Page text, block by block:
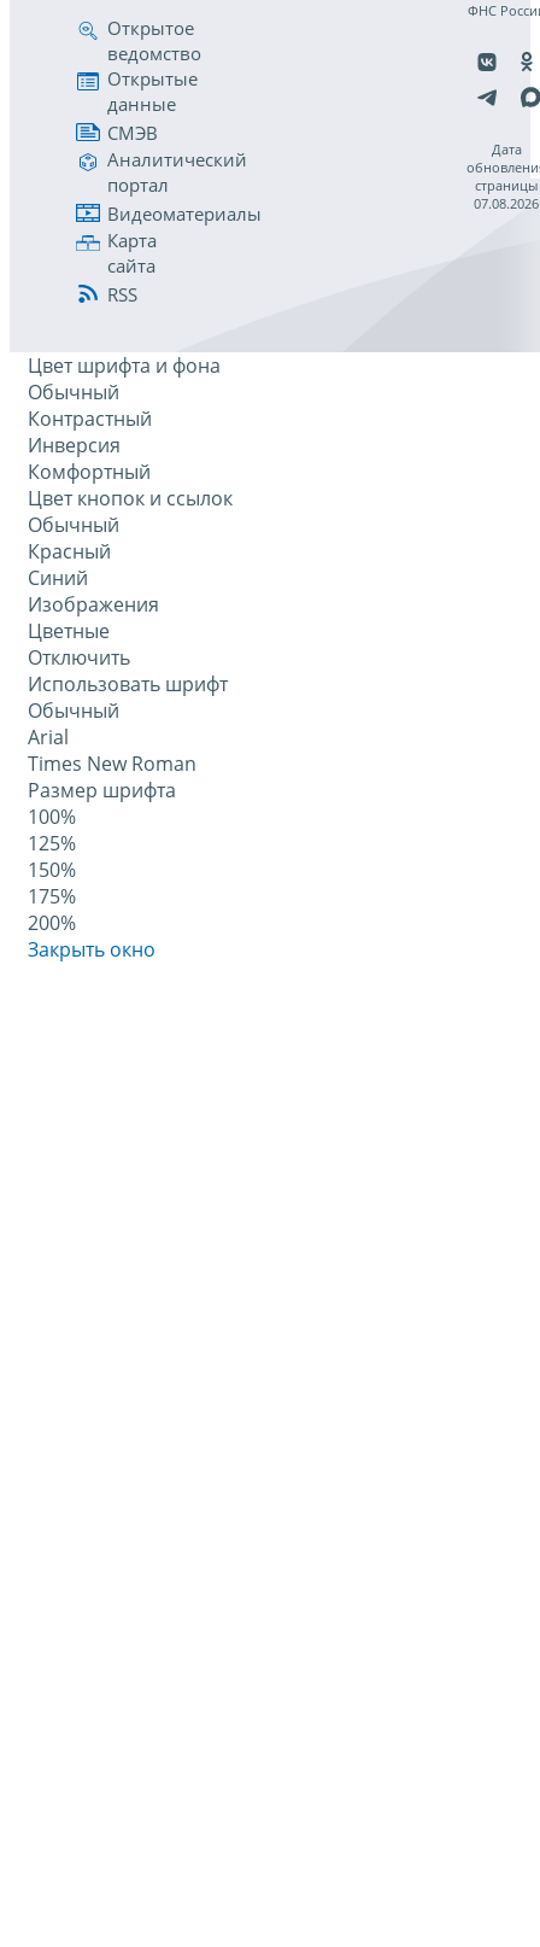
Открытое
ведомство
Открытые
данные
СМЭВ
Аналитический
портал
Видеоматериалы
Карта
сайта
RSS
ФНС
Дата
страницы
07.08.2026
Цвет шрифта и фона
Обычный
Контрастный
Инверсия
Комфортный
Цвет кнопок и ссылок
Обычный
Красный
Синий
Изображения
Цветные
Отключить
Использовать шрифт
Обычный
Arial
Times New Roman
Размер шрифта
100%
125%
150%
175%
200%
Закрыть окно